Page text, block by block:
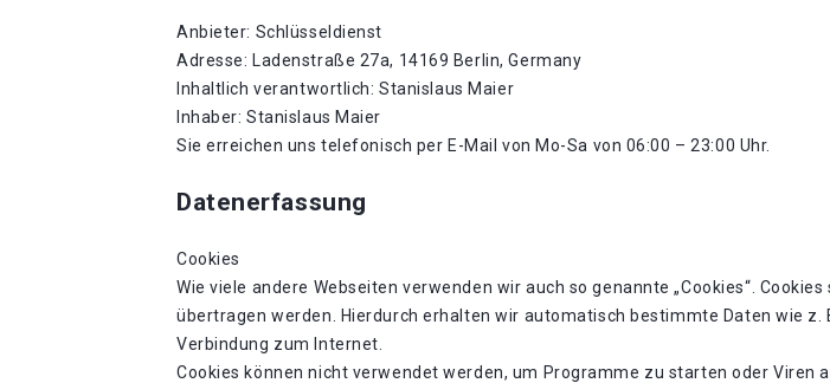
Anbieter: Schlüsseldienst
Adresse: Ladenstraße 27a, 14169 Berlin, Germany
Inhaltlich verantwortlich: Stanislaus Maier
Inhaber: Stanislaus Maier
Sie erreichen uns telefonisch per E-Mail von Mo-Sa von 06:00 – 23:00 Uhr.
Datenerfassung
Cookies
Wie viele andere Webseiten verwenden wir auch so genannte „Cookies“.
übertragen werden. Hierdurch erhalten wir automatisch bestimmte Daten wie
Verbindung zum Internet.
Cookies können nicht verwendet werden, um Programme zu starten oder